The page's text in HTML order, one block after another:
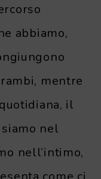
abbiamo,
mentre
il
nel
nell’intimo,